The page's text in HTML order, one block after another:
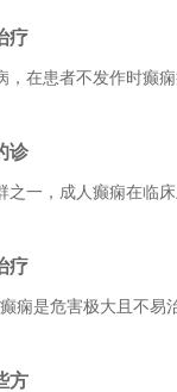
疗
，在患者不发作时癫
诊
之一，成人癫痫在临
疗
痫是危害极大且不
方